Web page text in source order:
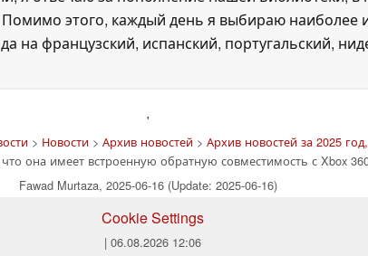
этого, каждый день я выбираю наиболее
на французский, испанский, португальский,
'
> Новости> Архив новостей> Архив новостей за 2025
она имеет встроенную обратную совместимость с Xbox
Fawad Murtaza, 2025-06-16 (Update: 2025-06-16)
Cookie Settings
| 06.08.2026 12:06